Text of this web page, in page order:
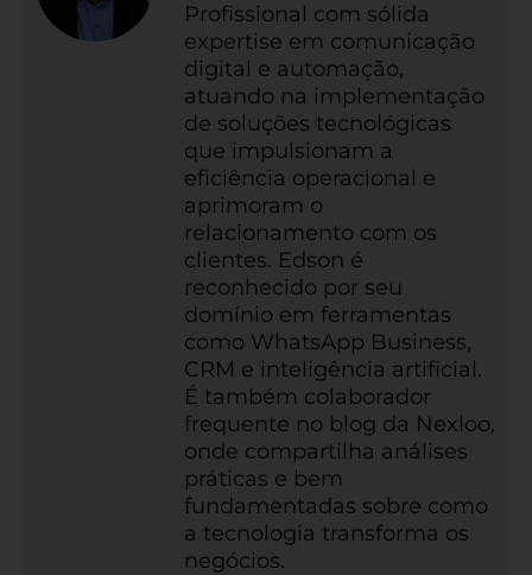
Profissional com sólida
expertise em comunicação
digital e automação,
atuando na implementação
de soluções tecnológicas
que impulsionam a
eficiência operacional e
aprimoram o
relacionamento com os
clientes. Edson é
reconhecido por seu
domínio em ferramentas
como WhatsApp Business,
CRM e inteligência artificial.
É também colaborador
frequente no blog da Nexloo,
onde compartilha análises
práticas e bem
fundamentadas sobre como
a tecnologia transforma os
negócios.